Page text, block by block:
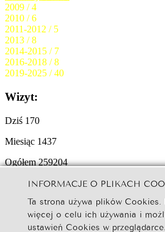
2009 / 4
2010 / 6
2011-2012 / 5
2013 / 8
2014-2015 / 7
2016-2018 / 8
2019-2025 / 40
Wizyt:
Dziś 170
Miesiąc 1437
Ogółem259204
© 2025 Copyright by Studia Ełckie:Creative
W naszym serwisie internetowym są
INFORMACJE O PLIKACH
Ta strona używa plików Cookies.
więcej o celu ich używania i
ustawień Cookies w przeglądarce.